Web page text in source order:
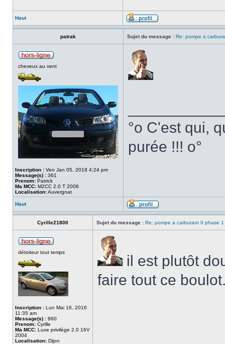
Haut
patrak Sujet du message : Re: pompe a
cheveux au vent
Inscription : Ven Jan 05, 2018 4:24 pm
Message(s) : 361
Prenom: Patrick
Ma MCC: M2CC 2.0 T 2006
Localisation:Auvergnat
°o C'est qui,
purée !!! o°
Haut
Cyrille21800 Sujet du message : Re: pompe a carburant II phase 1
détoiteur tout temps
Inscription : Lun Mai 16, 2016
11:35 am
Message(s) : 860
Prenom: Cyrille
Ma MCC: Luxe privilège 2.0 16V
2004
Localisation: Dijon
il est plutôt
faire tout ce